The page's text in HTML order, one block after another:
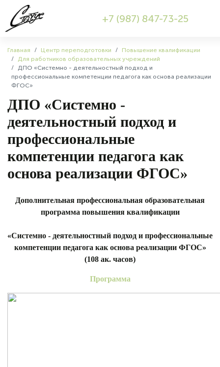
+7 (987) 847-73-25
Главная Центр переподготовки
Повышение квалификации
Для работников образовательных учреждений
ДПО «Системно - деятельностный подход и
профессиональные компетенции педагога как основа реализации
ФГОС»
ДПО «Системно -
деятельностный подход и
профессиональные
компетенции педагога как
основа реализации ФГОС»
Дополнительная профессиональная образовательная
программа повышения квалификации
«Системно - деятельностный подход и профессиональные
компетенции педагога как основа реализации ФГОС»
(108 ак. часов)
Программа